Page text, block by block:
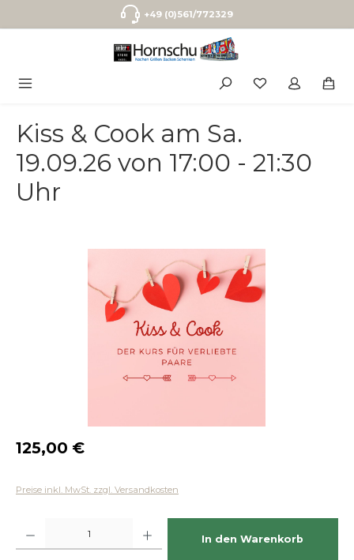
Zum Hauptinhalt springen+49 (0)561/772329
Kiss & Cook am Sa.
19.09.26 von 17:00 - 21:30
Uhr
Bildergalerie überspringen
Regulärer Preis:
125,00 €
Preise inkl. MwSt. zzgl. Versandkosten
In den Warenkorb